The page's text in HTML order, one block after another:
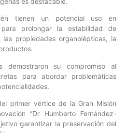
tienen un potencial uso en
prolongar la estabilidad de
las propiedades organolépticas, la
demostraron su compromiso al
para abordar problemáticas
primer vértice de la Gran Misión
“Dr Humberto Fernández-
garantizar la preservación del